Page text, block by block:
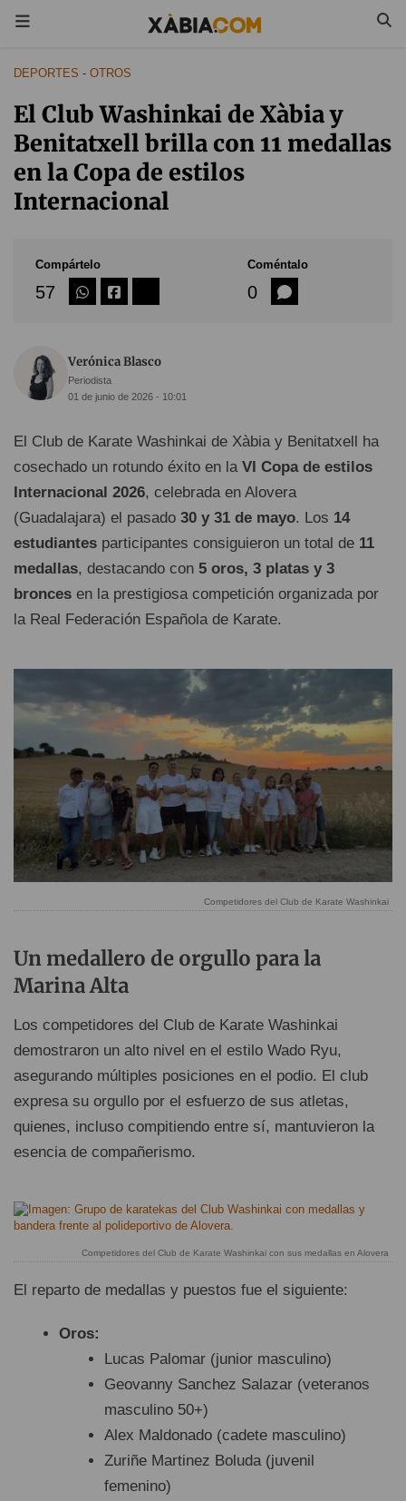
DEPORTES - OTROS
El Club Washinkai de Xàbia y
Benitatxell brilla con 11 medallas
en la Copa de estilos
Internacional
Compártelo
57
Coméntalo
0
Verónica Blasco
Periodista
01 de junio de 2026 - 10:01
El Club de Karate Washinkai de Xàbia y Benitatxell ha
cosechado un rotundo éxito en la VI Copa de estilos
Internacional 2026, celebrada en Alovera
(Guadalajara) el pasado 30 y 31 de mayo. Los 14
estudiantes participantes consiguieron un total de 11
medallas, destacando con 5 oros, 3 platas y 3
bronces en la prestigiosa competición organizada por
la Real Federación Española de Karate.
Competidores del Club de Karate Washinkai
Un medallero de orgullo para la
Marina Alta
Los competidores del Club de Karate Washinkai
demostraron un alto nivel en el estilo Wado Ryu,
asegurando múltiples posiciones en el podio. El club
expresa su orgullo por el esfuerzo de sus atletas,
quienes, incluso compitiendo entre sí, mantuvieron la
esencia de compañerismo.
Competidores del Club de Karate Washinkai con sus medallas en Alovera
El reparto de medallas y puestos fue el siguiente:
Oros:
Lucas Palomar (junior masculino)
Geovanny Sanchez Salazar (veteranos
masculino 50+)
Alex Maldonado (cadete masculino)
Zuriñe Martinez Boluda (juvenil
femenino)